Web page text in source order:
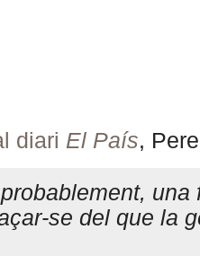
diari El País,
una
se del que la